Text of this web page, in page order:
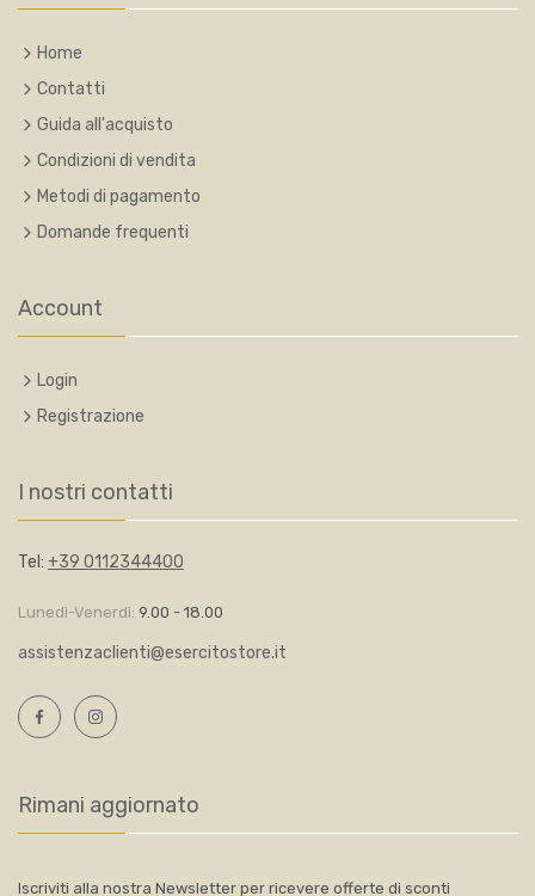
Home
Contatti
Guida all'acquisto
Condizioni di vendita
Metodi di pagamento
Domande frequenti
Account
Login
Registrazione
I nostri contatti
Tel: +39 0112344400
Lunedì-Venerdì: 9.00 - 18.00
assistenzaclienti@esercitostore.it
Rimani aggiornato
Iscriviti alla nostra Newsletter per ricevere offerte di sconti